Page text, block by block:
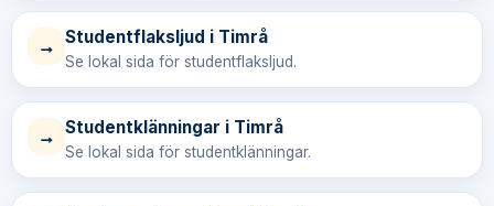
→ Studentflaksljud i Timrå
Se lokal sida för studentflaksljud.
→ Studentklänningar i Timrå
Se lokal sida för studentklänningar.